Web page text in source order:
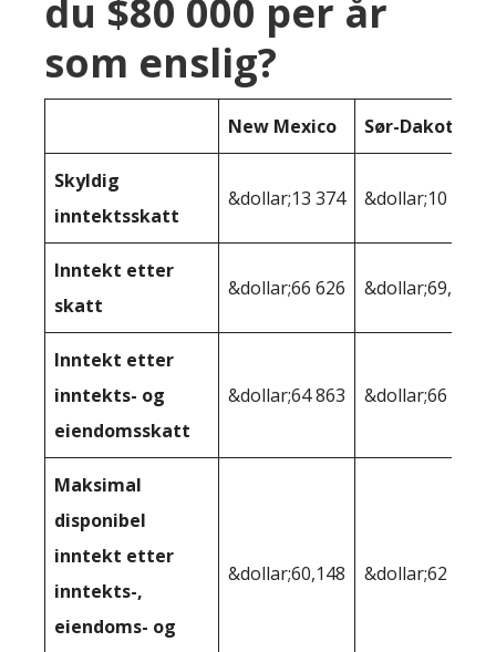
du $80 000 per år
som enslig?
New Mexico Sør-Dakota
Skyldig
inntektsskatt
&dollar;13 374 &dollar;10 368
Inntekt etter
skatt
&dollar;66 626 &dollar;69,632
Inntekt etter
inntekts- og
eiendomsskatt
&dollar;64 863 &dollar;66 575
Maksimal
disponibel
inntekt etter
inntekts-,
eiendoms- og
&dollar;60,148 &dollar;62 570